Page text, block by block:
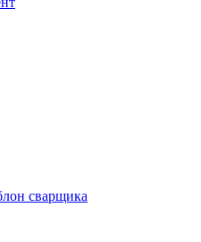
сварщика